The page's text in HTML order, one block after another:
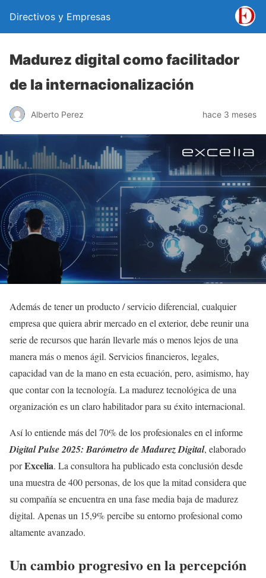
Directivos y Empresas
Madurez digital como facilitador
de la internacionalización
Alberto Perez hace 3 meses
Además de tener un producto / servicio diferencial, cualquier
empresa que quiera abrir mercado en el exterior, debe reunir una
serie de recursos que harán llevarle más o menos lejos de una
manera más o menos ágil. Servicios financieros, legales,
capacidad van de la mano en esta ecuación, pero, asimismo, hay
que contar con la tecnología. La madurez tecnológica de una
organización es un claro habilitador para su éxito internacional.
Así lo entiende más del 70% de los profesionales en el informe
Digital Pulse 2025: Barómetro de Madurez Digital, elaborado
porExcelia. La consultora ha publicado esta conclusión desde
una muestra de 400 personas, de los que la mitad considera que
su compañía se encuentra en una fase media baja de madurez
digital. Apenas un 15,9% percibe su entorno profesional como
altamente avanzado.
Un cambio progresivo en la percepción